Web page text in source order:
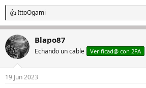
R
e
a
c
c
i
e
IttoOgami
Blapo87
Echando un cable Verificad@ con 2FA
19 Jun 2023